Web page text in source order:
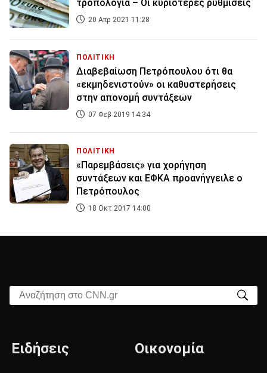
τροπολογία – Οι κυριότερες ρυθμίσεις
20 Απρ 2021 11:28
ΠΟΛΙΤΙΚΗ
Διαβεβαίωση Πετρόπουλου ότι θα
«εκμηδενιστούν» οι καθυστερήσεις
στην απονομή συντάξεων
07 Φεβ 2019 14:34
ΠΟΛΙΤΙΚΗ
«Παρεμβάσεις» για χορήγηση
συντάξεων και ΕΦΚΑ προανήγγειλε ο
Πετρόπουλος
18 Οκτ 2017 14:00
Αναζήτηση στο CNN.gr
Ειδήσεις Οικονομία